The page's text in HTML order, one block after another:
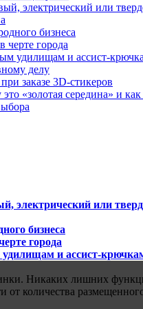
электрический или
бизнеса
черте города
удилищам и ассист-
делу
заказе 3D-стикеров
«золотая середина» и
электрический или
бизнеса
города
и ассист-
Никаких лишних
от количества